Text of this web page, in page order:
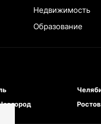
Недвижимость
Образование